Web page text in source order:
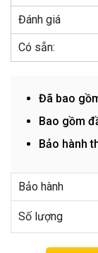
Đánh giá
Có sẵn:
Đã bao
Bao gồm
Bảo hành
Bảo hành
Số lượng